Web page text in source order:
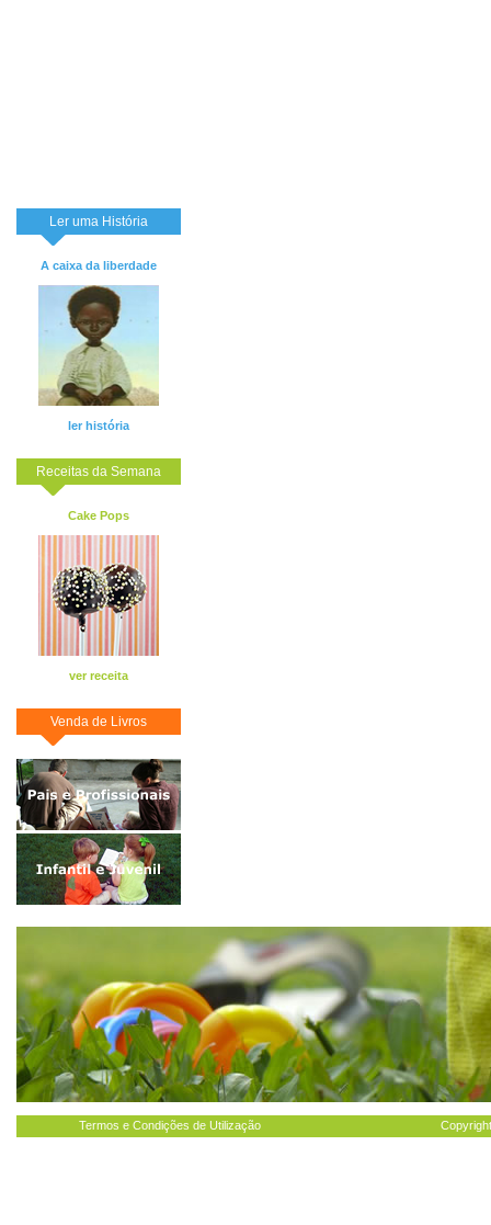
Ler uma História
A caixa da liberdade
ler história
Receitas da Semana
Cake Pops
ver receita
Venda de Livros
Termos e Condições de Utilização